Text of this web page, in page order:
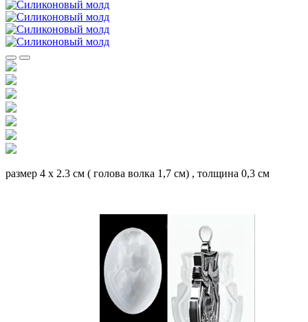
размер 4 х 2.3 см ( голова волка 1,7 см) , толщина 0,3 см